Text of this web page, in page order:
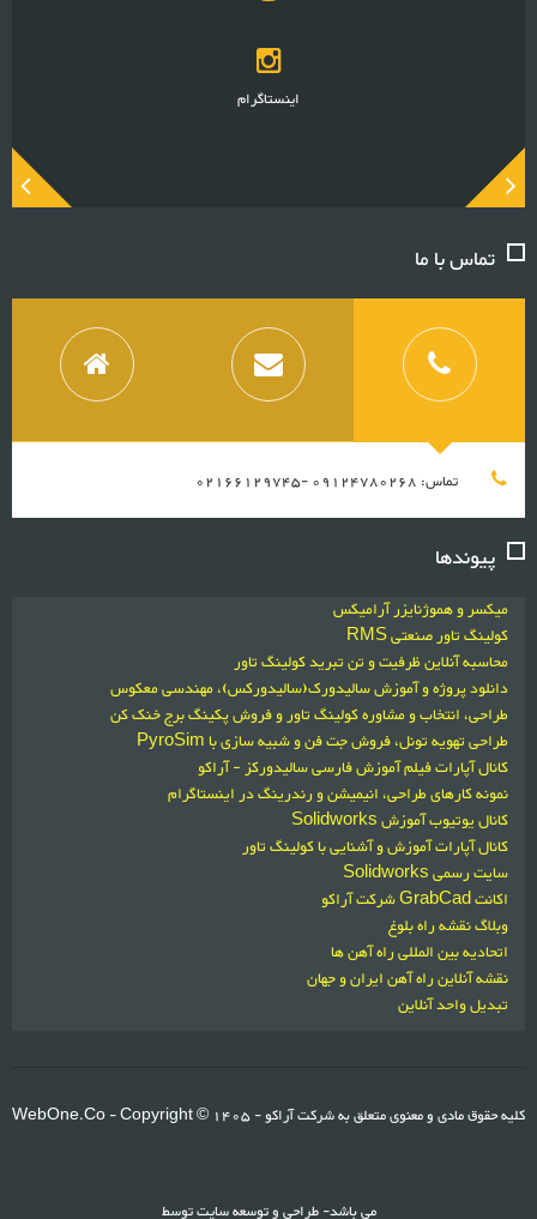
اینستاگرام
تماس با ما
تماس: 09124780268 -02166129745
پیوندها
میکسر و هموژنایزر آرامیکس
کولینگ تاور صنعتی RMS
محاسبه آنلاین ظرفیت و تن تبرید کولینگ تاور
دانلود پروژه و آموزش سالیدورک(سالیدورکس)، مهندسی معکوس
طراحی، انتخاب و مشاوره کولینگ تاور و فروش پکینگ برج خنک کن
طراحی تهویه تونل، فروش جت فن و شبیه سازی با PyroSim
کانال آپارات فیلم آموزش فارسی سالیدورکز - آراکو
نمونه کارهای طراحی، انیمیشن و رندرینگ در اینستاگرام
کانال یوتیوب آموزش Solidworks
کانال آپارات آموزش و آشنایی با کولینگ تاور
سایت رسمی Solidworks
اکانت GrabCad شرکت آراکو
وبلاگ نقشه راه بلوغ
اتحادیه بین المللی راه آهن ها
نقشه آنلاین راه آهن ایران و جهان
تبدیل واحد آنلاین
WebOne.Co- Copyright © 1405 -کلیه حقوق مادی و معنوی متعلق به شرکت آراکو
می باشد- طراحی و توسعه سایت توسط